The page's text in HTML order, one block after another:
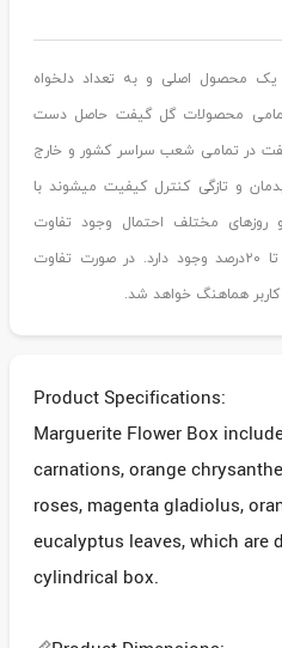
یک محصول اصلی و به تعداد دلخواه
محصولات گل گیفت حاصل دست
در تمامی شعب سراسر کشور و خارج
و تازگی کنترل کیفیت میشوند با
مختلف احتمال وجود تفاوت
محصول طراحی شده با تصویر آن تا ۲۰درصد وجود دارد. در صورت تفاوت
کاربر هماهنگ خواهد شد.
Product Specifications:
Marguerite Flower Box
carnations, orange
roses, magenta gladiolus,
eucalyptus leaves, which are
cylindrical box.